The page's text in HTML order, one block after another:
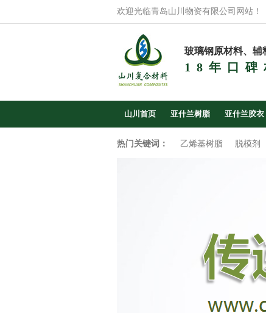
欢迎光临青岛山川物资有限公司网站！
玻璃钢原材料、辅
18年口碑
山川首页 亚什兰树脂 亚什兰胶衣
热门关键词： 乙烯基树脂 脱模剂